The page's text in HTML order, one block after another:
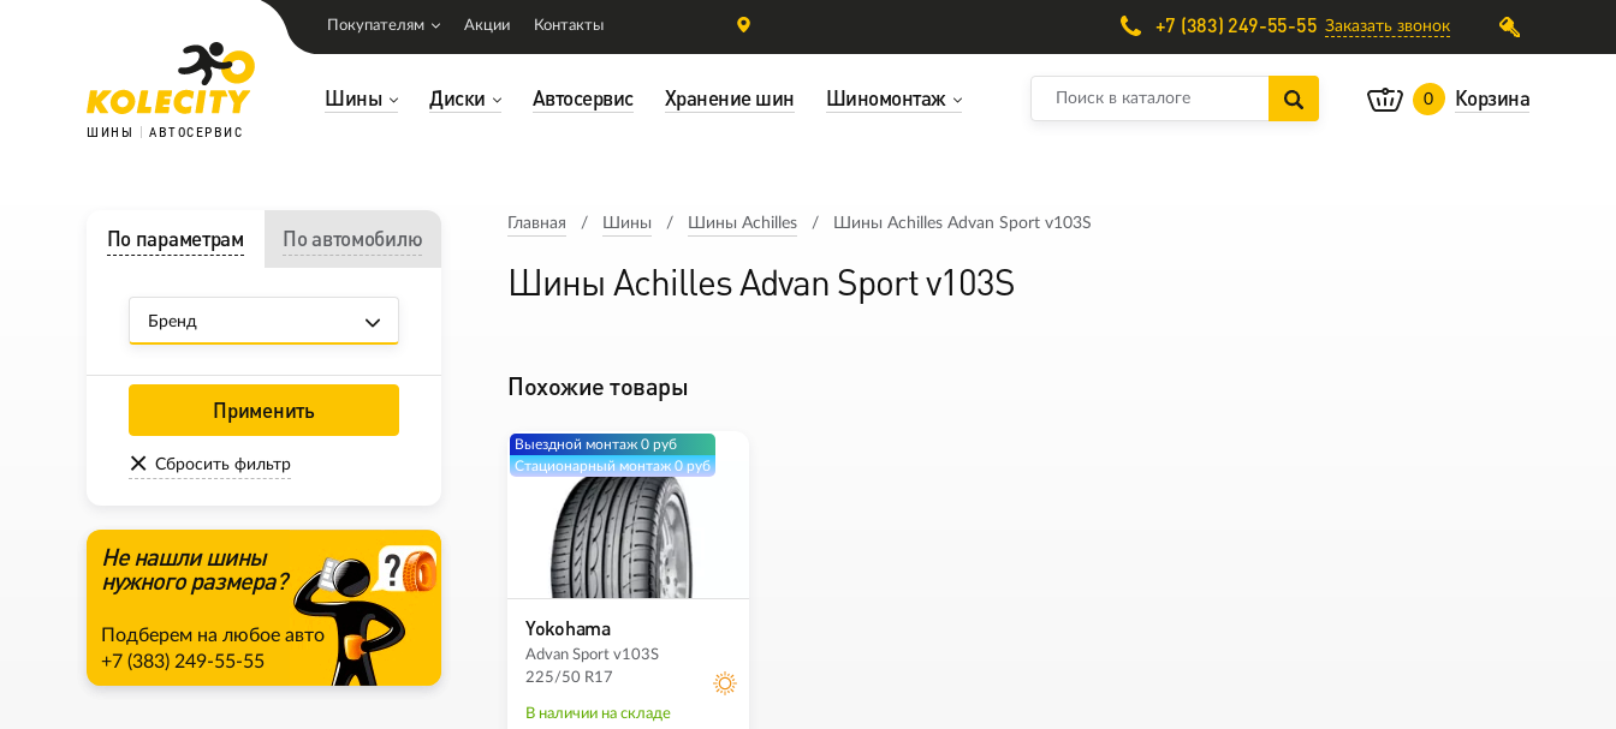
ШИНЫ АВТОСЕРВИС
Шины Диски Автосервис Хранение шин Шиномонтаж 0 Корзина
+7 (383) 249-55-55 Заказать звонок
Покупателям Акции Контакты
Главная Шины Шины Achilles Шины Achilles Advan Sport v103S
Шины Achilles Advan Sport v103S
По параметрам По автомобилю
Бренд
Применить
Сбросить фильтр
Не нашли шины
нужного размера?
Подберем на любое авто
+7 (383) 249-55-55
Похожие товары
Выездной монтаж 0 руб
Стационарный монтаж 0 руб
Yokohama
Advan Sport v103S
225/50 R17
В наличии на складе